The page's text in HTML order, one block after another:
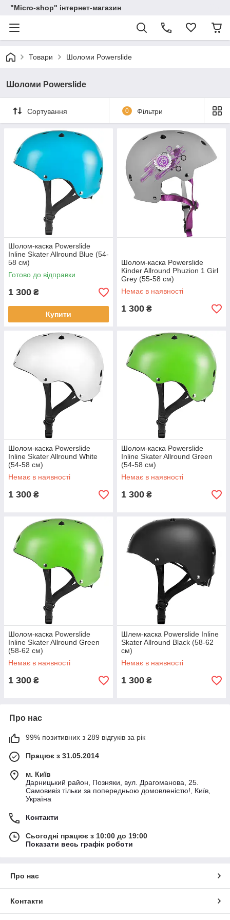
"Micro-shop" інтернет-магазин
Товари Шоломи Powerslide
Шоломи Powerslide
Сортування 0 Фільтри
Шолом-каска Powerslide
Inline Skater Allround Blue (54-
58 см)
Готово до відправки
1 300 ₴
Купити
Шолом-каска Powerslide
Kinder Allround Phuzion 1 Girl
Grey (55-58 см)
Немає в наявності
1 300 ₴
Шолом-каска Powerslide
Inline Skater Allround White
(54-58 см)
Немає в наявності
1 300 ₴
Шолом-каска Powerslide
Inline Skater Allround Green
(54-58 см)
Немає в наявності
1 300 ₴
Шолом-каска Powerslide
Inline Skater Allround Green
(58-62 см)
Немає в наявності
1 300 ₴
Шлем-каска Powerslide Inline
Skater Allround Black (58-62
см)
Немає в наявності
1 300 ₴
Про нас
99% позитивних з 289 відгуків за рік
Працює з 31.05.2014
м. Київ
Дарницький район, Позняки, вул. Драгоманова, 25.
Самовивіз тільки за попередньою домовленістю!, Київ,
Україна
Контакти
Сьогодні працює з 10:00 до 19:00
Показати весь графік роботи
Про нас
Контакти